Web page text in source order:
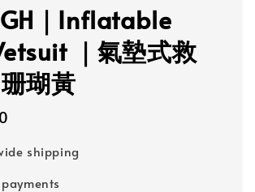
｜Inflatable
｜氣墊式救
瑚黃
shipping
payments